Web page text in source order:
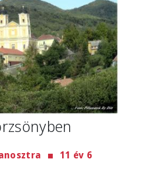
11 év 6